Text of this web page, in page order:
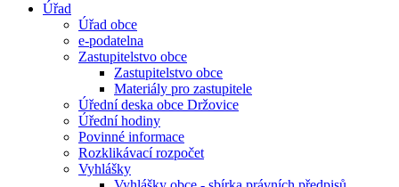
Úřad
Úřad obce
e-podatelna
Zastupitelstvo obce
Zastupitelstvo obce
Materiály pro zastupitele
Úřední deska obce Držovice
Úřední hodiny
Povinné informace
Rozklikávací rozpočet
Vyhlášky